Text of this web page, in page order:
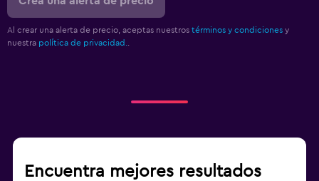
Al crear una alerta de precio, aceptas nuestros términos y condiciones y
nuestra política de privacidad.
Encuentra mejores resultados